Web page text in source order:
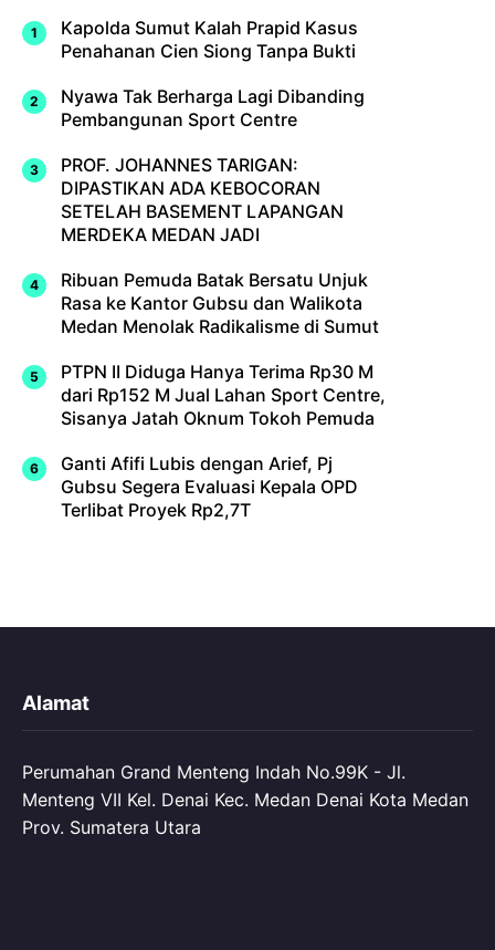
Kapolda Sumut Kalah Prapid Kasus
Penahanan Cien Siong Tanpa Bukti
Nyawa Tak Berharga Lagi Dibanding
Pembangunan Sport Centre
PROF. JOHANNES TARIGAN:
DIPASTIKAN ADA KEBOCORAN
SETELAH BASEMENT LAPANGAN
MERDEKA MEDAN JADI
Ribuan Pemuda Batak Bersatu Unjuk
Rasa ke Kantor Gubsu dan Walikota
Medan Menolak Radikalisme di Sumut
PTPN II Diduga Hanya Terima Rp30 M
dari Rp152 M Jual Lahan Sport Centre,
Sisanya Jatah Oknum Tokoh Pemuda
Ganti Afifi Lubis dengan Arief, Pj
Gubsu Segera Evaluasi Kepala OPD
Terlibat Proyek Rp2,7T
Alamat
Perumahan Grand Menteng Indah No.99K - Jl.
Menteng VII Kel. Denai Kec. Medan Denai Kota Medan
Prov. Sumatera Utara